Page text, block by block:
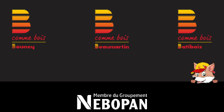
Membre du groupement Nébopan